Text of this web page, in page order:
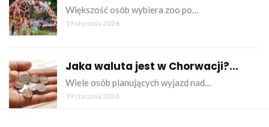
Większość osób wybiera zoo po…
19 stycznia 2026
Jaka waluta jest w Chorwacji?...
Wiele osób planujących wyjazd nad…
19 stycznia 2026